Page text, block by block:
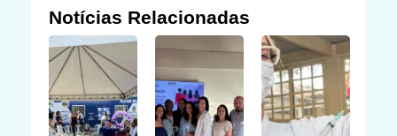
Notícias Relacionadas